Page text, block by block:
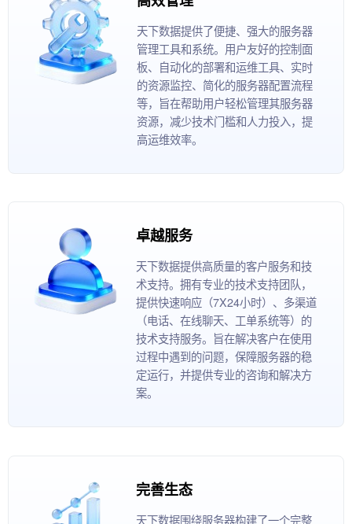
天下数据提供了便捷、强大的服务器
管理工具和系统。用户友好的控制面
板、自动化的部署和运维工具、实时
的资源监控、简化的服务器配置流程
等，旨在帮助用户轻松管理其服务器
资源，减少技术门槛和人力投入，提
高运维效率。
卓越服务
天下数据提供高质量的客户服务和技
术支持。拥有专业的技术支持团队，
提供快速响应（7X24小时）、多渠道
（电话、在线聊天、工单系统等）的
技术支持服务。旨在解决客户在使用
过程中遇到的问题，保障服务器的稳
定运行，并提供专业的咨询和解决方
案。
完善生态
天下数据围绕服务器构建了一个完整